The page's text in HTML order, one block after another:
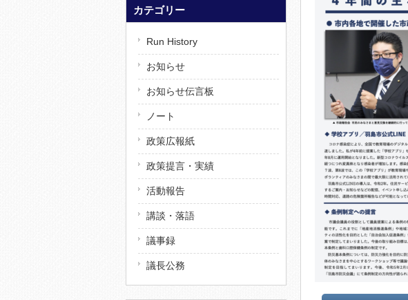
カテゴリー
Run History
お知らせ
お知らせ伝言板
ノート
政策広報紙
政策提言・実績
活動報告
講談・落語
議事録
議長公務